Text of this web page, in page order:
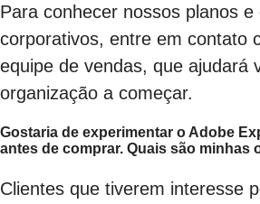
Para conhecer nossos planos e
corporativos, entre em contato
equipe de vendas, que ajudará
organização a começar.
Gostaria de experimentar o Adobe
antes de comprar. Quais são minhas
Clientes que tiverem interesse